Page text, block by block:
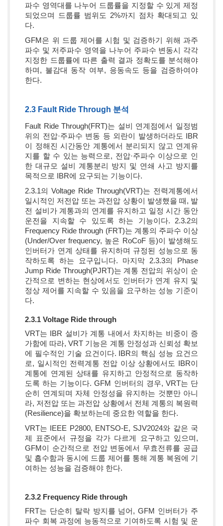
파수 영역대를 나누어 드룹률을 지정할 수 있게 제정
되었으며 드룹률 범위도 2%까지 점차 확대되고 있
다.
GFM은 위 드룹 제어를 시험 및 검증하기 위해 과주
파수 및 저주파수 영역을 나누어 주파수 변동시 각각
지정한 드룹률에 따른 출력 결과 정확도를 분석해야
하며, 불감대 동작 여부, 응동속도 등을 검증하여야
한다.
2.3 Fault Ride Through 분석
Fault Ride Through(FRT)는 설비 연계점에서 일정범
위의 전압·주파수 변동 등 외란이 발생하더라도 IBR
이 정해진 시간동안 계통에서 분리되지 않고 연계유
지를 할 수 있는 능력으로, 전압·주파수 이상으로 인
한 대규모 설비 계통분리 방지 및 연쇄 사고 방지를
목적으로 IBR에 요구되는 기능이다.
2.3.1의 Voltage Ride Through(VRT)는 전력계통에서
일시적인 저전압 또는 과전압 상황이 발생했을 때, 발
전 설비가 계통과의 연계를 유지하고 일정 시간 동안
운전을 지속할 수 있도록 하는 기능이다. 2.3.2의
Frequency Ride through (FRT)는 계통의 주파수 이상
(Under/Over frequency, 높은 RoCoF 등)이 발생해도
인버터가 연계 상태를 유지하며 규정된 성능으로 동
작하도록 하는 요구입니다. 마지막 2.3.3의 Phase
Jump Ride Through(PJRT)는 계통 전압의 위상이 순
간적으로 변하는 현상에서도 인버터가 연계 유지 및
정상 제어를 지속할 수 있음을 요구하는 성능 기준이
다.
2.3.1 Voltage Ride through
VRT는 IBR 설비가 계통 내에서 차지하는 비중이 증
가함에 따라, VRT 기능은 계통 안정성과 신뢰성 확보
에 필수적인 기술 요건이다. IBR의 핵심 성능 요건으
로, 일시적인 전력계통 전압 이상 상황에서도 IBR이
계통에 연계된 상태를 유지하고 안정적으로 동작하
도록 하는 기능이다. GFM 인버터의 경우, VRT는 단
순히 연계되며 자체 안정성을 유지하는 것뿐만 아니
라, 저전압 또는 과전압 상황에서 전체 계통의 복원력
(Resilience)을 확보하는데 중요한 역할을 한다.
VRT는 IEEE P2800, ENTSO-E, SJV2024와 같은 국
제 표준에서 규정을 각가 다르게 요구하고 있으며,
GFM이 순간적으로 전압 변동에서 무효전류를 공급
및 흡수함과 동시에 드룹 제어를 통해 계통 복원에 기
여하는 성능을 검증해야 한다.
2.3.2 Frequency Ride through
FRT는 단순히 탈락 방지를 넘어, GFM 인버터가 주
파수 회복 과정에 능동적으로 기여하도록 시험 및 운